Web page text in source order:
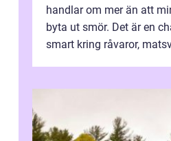
handlar om mer än att
byta ut smör. Det är en
smart kring råvaror,